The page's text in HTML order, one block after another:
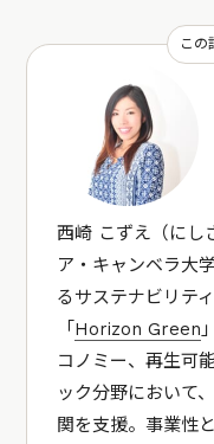
この
西崎 こずえ（にし
ア・キャンベラ大
るサステナビリテ
「 Horizon Green
コノミー、再生可
ック分野において
関を支援。事業性